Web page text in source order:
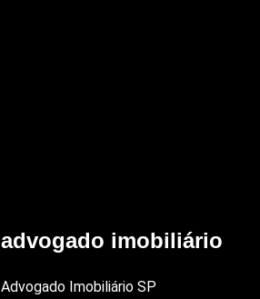
advogado imobiliário
Advogado Imobiliário SP